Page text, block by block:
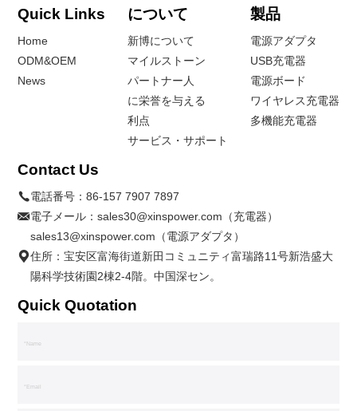
Quick Links
Home
ODM&OEM
News
について
新博について
マイルストーン
パートナー人
に栄誉を与える
利点
サービス・サポート
製品
電源アダプタ
USB充電器
電源ボード
ワイヤレス充電器
多機能充電器
Contact Us
電話番号：86-157 7907 7897
電子メール：sales30@xinspower.com（充電器）
sales13@xinspower.com（電源アダプタ）
住所：宝安区富海街道新田コミュニティ富瑞路11号新浩盛大
陽科学技術園2棟2-4階。中国深セン。
Quick Quotation